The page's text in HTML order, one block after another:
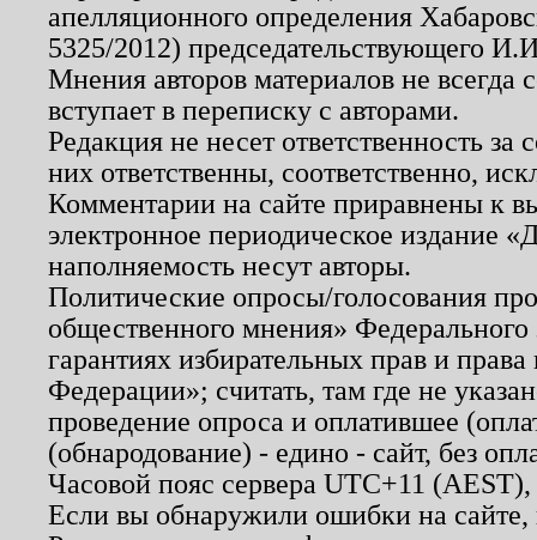
апелляционного определения
5325/2012) председательствующего
Мнения авторов материалов не
вступает в переписку с авторами.
Редакция не несет ответственность
них ответственны, соответственно,
Комментарии на сайте приравнены к
электронное периодическое издание
наполняемость несут авторы.
Политические опросы/голосования
общественного мнения»
гарантиях избирательных прав и
Федерации»; считать, там где не
проведение опроса и оплатившее
(обнародование) - едино - сайт, без
Часовой пояс сервера UTC+11
Если вы обнаружили ошибки на